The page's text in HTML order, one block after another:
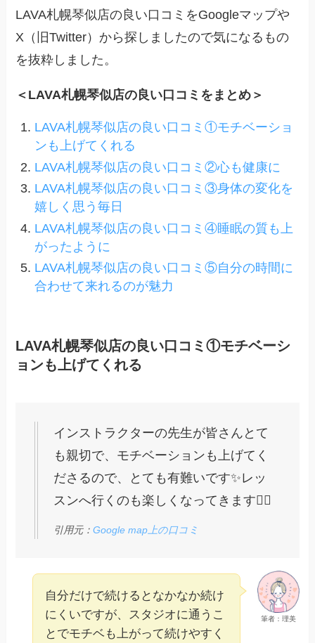
LAVA札幌琴似店の良い口コミをGoogleマップや
X（旧Twitter）から探しましたので気になるもの
を抜粋しました。
＜LAVA札幌琴似店の良い口コミをまとめ＞
LAVA札幌琴似店の良い口コミ①モチベーショ
ンも上げてくれる
LAVA札幌琴似店の良い口コミ②心も健康に
LAVA札幌琴似店の良い口コミ③身体の変化を
嬉しく思う毎日
LAVA札幌琴似店の良い口コミ④睡眠の質も上
がったように
LAVA札幌琴似店の良い口コミ⑤自分の時間に
合わせて来れるのが魅力
LAVA札幌琴似店の良い口コミ①モチベーシ
ョンも上げてくれる
インストラクターの先生が皆さんとて
も親切で、モチベーションも上げてく
ださるので、とても有難いです✨️レッ
スンへ行くのも楽しくなってきます🧘‍♀️
引用元：Google map上の口コミ
筆者：理美
自分だけで続けるとなかなか続け
にくいですが、スタジオに通うこ
とでモチベも上がって続けやすく